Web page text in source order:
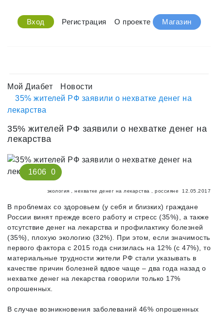
Вход Регистрация О проекте Магазин
Мой Диабет
Новости
35% жителей РФ заявили о нехватке денег на
лекарства
35% жителей РФ заявили о нехватке денег на
лекарства
1606 0
экология нехватке денег на лекарства россияне 12.05.2017
В проблемах со здоровьем (у себя и близких) граждане
России винят прежде всего работу и стресс (35%), а также
отсутствие денег на лекарства и профилактику болезней
(35%), плохую экологию (32%). При этом, если значимость
первого фактора с 2015 года снизилась на 12% (с 47%), то
материальные трудности жители РФ стали указывать в
качестве причин болезней вдвое чаще – два года назад о
нехватке денег на лекарства говорили только 17%
опрошенных.
В случае возникновения заболеваний 46% опрошенных